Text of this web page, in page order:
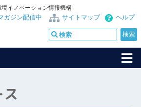
イノベーション情報機構
ヘルプ
サイトマップ
ガジン配信中